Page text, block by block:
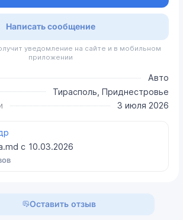
Написать сообщение
уведомление на сайте и в мобильном
приложении
Авто
Тирасполь, Приднестровье
3 июля 2026
с 10.03.2026
Оставить отзыв